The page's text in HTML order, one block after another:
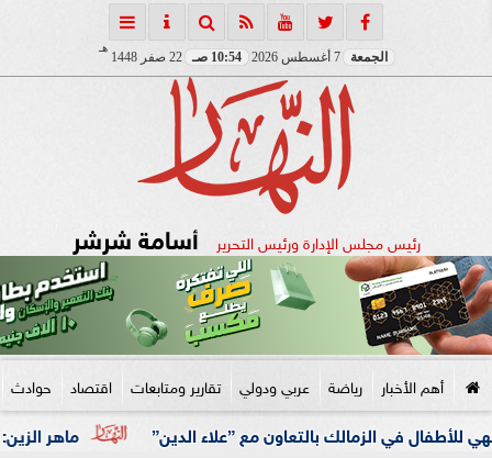
الجمعة 7 أغسطس 2026 10:54 صـ 22 صفر 1448
هـ
رئيس مجلس الإدارة ورئيس التحرير أسامة شرشر
أهم الأخبار رياضة عربي ودولي تقارير ومتابعات اقتصاد حوادث
ماهر الزين: 25 حافلة تُعيد 1250 سودانيًا ضمن الفوج الـ41.. والالتزام بوثائق السفر عزز انسيابية العودة الطوعية بالتعاون مع ”علاء الدين”